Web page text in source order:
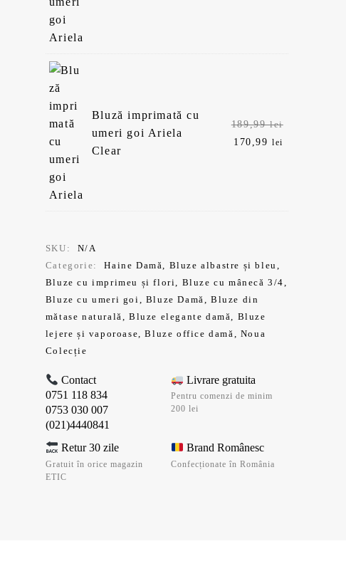
Bluză imprimată cu
umeri goi Ariela
Clear
189,99lei
170,99lei
SKU:
N/A
Categorie:
Haine Damă, Bluze albastre și bleu,
Bluze cu imprimeu și flori, Bluze cu mânecă 3/4,
Bluze cu umeri goi, Bluze Damă,Bluze din
mătase naturală,Bluze elegante damă, Bluze
lejere și vaporoase,Bluze office damă, Noua
Colecție
Contact
0751 118 834
0753 030 007
(021)4440841
Livrare gratuita
Pentru comenzi de minim
200 lei
Retur 30 zile
Gratuit în orice magazin
ETIC
Brand Românesc
Confecționate în România